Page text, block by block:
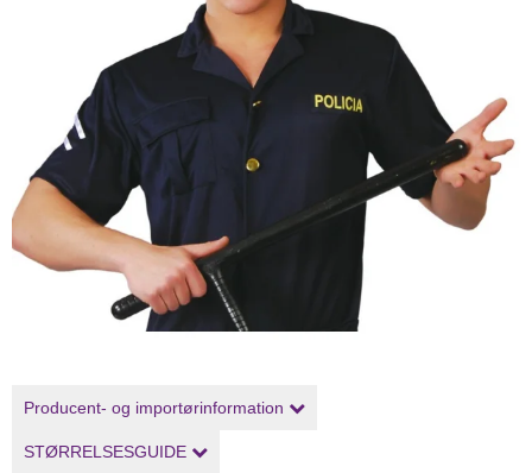
Producent- og importørinformation
STØRRELSESGUIDE